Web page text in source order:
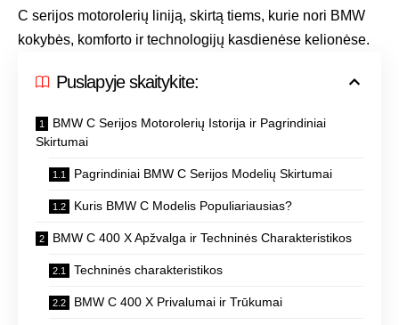
C serijos motorolerių liniją, skirtą tiems, kurie nori BMW
kokybės, komforto ir technologijų kasdienėse kelionėse.
Puslapyje skaitykite:
BMW C Serijos Motorolerių Istorija ir Pagrindiniai
Skirtumai
Pagrindiniai BMW C Serijos Modelių Skirtumai
Kuris BMW C Modelis Populiariausias?
BMW C 400 X Apžvalga ir Techninės Charakteristikos
Techninės charakteristikos
BMW C 400 X Privalumai ir Trūkumai